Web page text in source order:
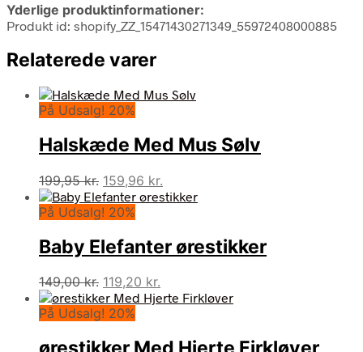
Yderlige produktinformationer:
Produkt id: shopify_ZZ_15471430271349_55972408000885
Relaterede varer
På Udsalg! 20%
Halskæde Med Mus Sølv
199,95kr. Den
oprindelige
pris
199,95 kr..
159,96 kr.
aktuelle
159,96 kr..
På Udsalg! 20%
Baby Elefanter ørestikker
149,00kr. Den
oprindelige
pris
149,00 kr..
119,20 kr.
aktuelle
119,20 kr..
På Udsalg! 20%